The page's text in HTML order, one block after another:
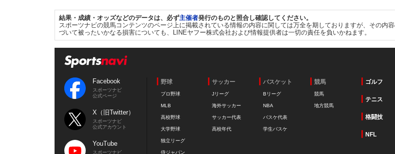
結果・成績・オッズなどのデータは、必ず主催者発行のものと照合し確認してください。
スポーツナビの競馬コンテンツのページ上に掲載されている情報の内容に関しては万全を期しておりますが、その内
づいて被ったいかなる損害についても、LINEヤフー株式会社および情報提供者は一切の責任を負いかねます。
Facebook
スポーツナビ
公式ページ
X（旧Twitter）
スポーツナビ
公式アカウント
YouTube
スポーツナビ
野球
プロ野球
MLB
高校野球
大学野球
独立リーグ
侍ジャパン
サッカー
Jリーグ
海外サッカー
サッカー代表
高校年代
バスケット
Bリーグ
NBA
バスケ代表
学生バスケ
競馬
競馬
地方競馬
ゴルフ
テニス
格闘技
NFL